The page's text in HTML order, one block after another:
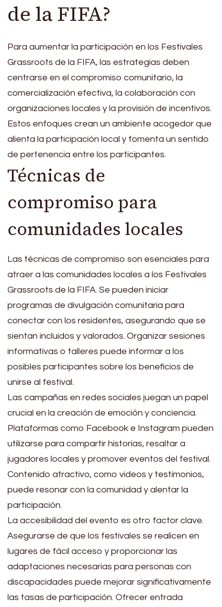
de la FIFA?
Para aumentar la participación en los Festivales
Grassroots de la FIFA, las estrategias deben
centrarse en el compromiso comunitario, la
comercialización efectiva, la colaboración con
organizaciones locales y la provisión de incentivos.
Estos enfoques crean un ambiente acogedor que
alienta la participación local y fomenta un sentido
de pertenencia entre los participantes.
Técnicas de
compromiso para
comunidades locales
Las técnicas de compromiso son esenciales para
atraer a las comunidades locales a los Festivales
Grassroots de la FIFA. Se pueden iniciar
programas de divulgación comunitaria para
conectar con los residentes, asegurando que se
sientan incluidos y valorados. Organizar sesiones
informativas o talleres puede informar a los
posibles participantes sobre los beneficios de
unirse al festival.
Las campañas en redes sociales juegan un papel
crucial en la creación de emoción y conciencia.
Plataformas como Facebook e Instagram pueden
utilizarse para compartir historias, resaltar a
jugadores locales y promover eventos del festival.
Contenido atractivo, como videos y testimonios,
puede resonar con la comunidad y alentar la
participación.
La accesibilidad del evento es otro factor clave.
Asegurarse de que los festivales se realicen en
lugares de fácil acceso y proporcionar las
adaptaciones necesarias para personas con
discapacidades puede mejorar significativamente
las tasas de participación. Ofrecer entrada